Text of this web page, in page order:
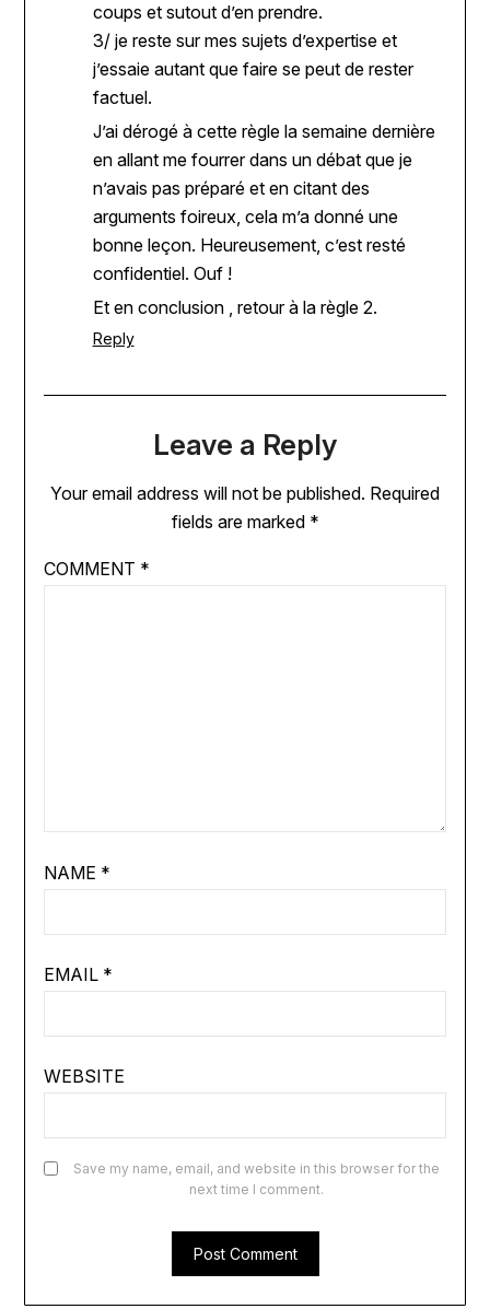
coups et sutout d’en prendre.
3/ je reste sur mes sujets d’expertise et
j’essaie autant que faire se peut de rester
factuel.
J’ai dérogé à cette règle la semaine dernière
en allant me fourrer dans un débat que je
n’avais pas préparé et en citant des
arguments foireux, cela m’a donné une
bonne leçon. Heureusement, c’est resté
confidentiel. Ouf !
Et en conclusion , retour à la règle 2.
Reply
Leave a Reply
Your email address will not be published. Required
fields are marked *
COMMENT *
NAME *
EMAIL *
WEBSITE
Save my name, email, and website in this browser for the
next time I comment.